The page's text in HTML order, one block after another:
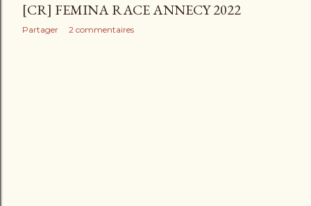
[CR] FEMINA RACE ANNECY 2022
Partager 2 commentaires